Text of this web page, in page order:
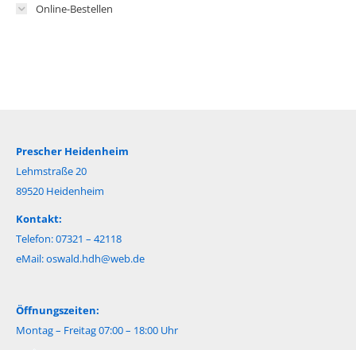
Online-Bestellen
Prescher Heidenheim
Lehmstraße 20
89520 Heidenheim
Kontakt:
Telefon: 07321 – 42118
eMail:oswald.hdh@web.de
Öffnungszeiten:
Montag – Freitag 07:00 – 18:00 Uhr